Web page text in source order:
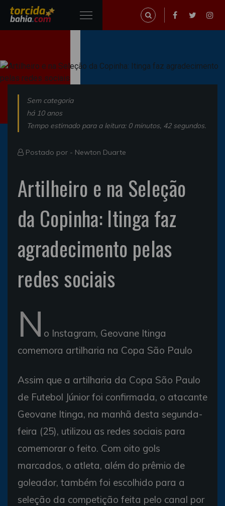
Sem categoria
há 10 anos
Tempo estimado para a leitura: 0 minutos, 42 segundos.
Postado por - Newton Duarte
Artilheiro e na Seleção
da Copinha: Itinga faz
agradecimento pelas
redes sociais
N o Instagram, Geovane Itinga
comemora artilharia na Copa São Paulo
Assim que a artilharia da Copa São Paulo
de Futebol Júnior foi confirmada, o atacante
Geovane Itinga, na manhã desta segunda-
feira (25), utilizou as redes sociais para
comemorar o feito. Com oito gols
marcados, o atleta, além do prêmio de
goleador, também foi escolhido para a
seleção da competição feita pelo canal por